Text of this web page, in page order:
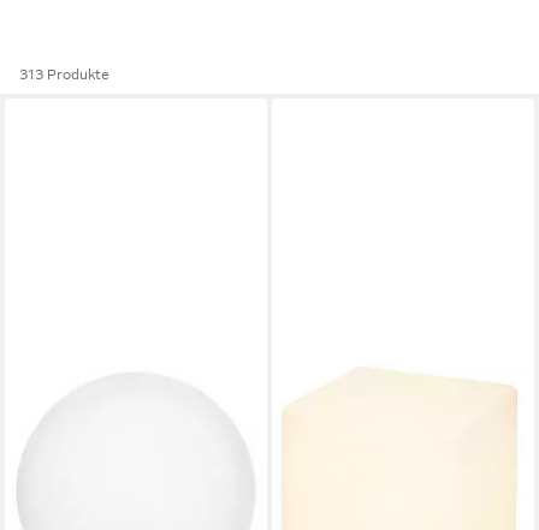
313 Produkte